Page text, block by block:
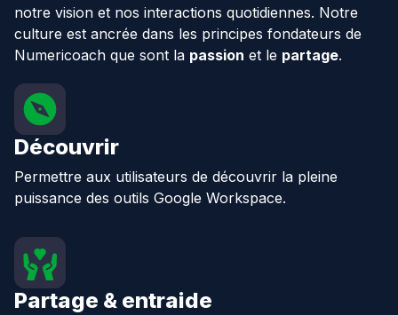
notre vision et nos interactions quotidiennes. Notre
culture est ancrée dans les principes fondateurs de
Numericoach que sont la passion et le partage.
Découvrir
Permettre aux utilisateurs de découvrir la pleine
puissance des outils Google Workspace.
Partage & entraide